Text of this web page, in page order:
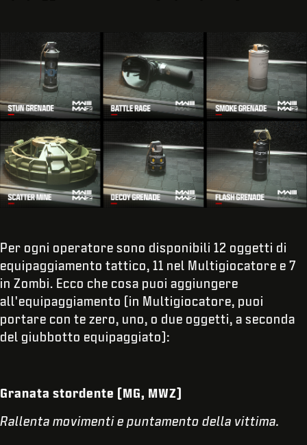
Per ogni operatore sono disponibili 12 oggetti di
equipaggiamento tattico, 11 nel Multigiocatore e 7
in Zombi. Ecco che cosa puoi aggiungere
all'equipaggiamento (in Multigiocatore, puoi
portare con te zero, uno, o due oggetti, a seconda
del giubbotto equipaggiato):
Granata stordente (MG, MWZ)
Rallenta movimenti e puntamento della vittima.